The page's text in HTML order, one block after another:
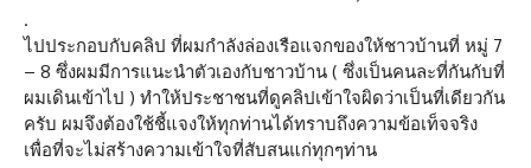
.
ไปประกอบกับคลิป ที่ผมกำลังล่องเรือแจกของให้ชาวบ้านที่ หมู่ 7
– 8 ซึ่งผมมีการแนะนำตัวเองกับชาวบ้าน ( ซึ่งเป็นคนละที่กันกับที่
ผมเดินเข้าไป ) ทำให้ประชาชนที่ดูคลิปเข้าใจผิดว่าเป็นที่เดียวกัน
ครับ ผมจึงต้องใช้ชี้แจงให้ทุกท่านได้ทราบถึงความข้อเท็จจริง
เพื่อที่จะไม่สร้างความเข้าใจที่สับสนแก่ทุกๆท่าน